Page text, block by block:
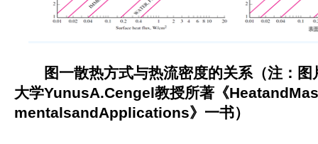
图一散热方式与热流密度的关系（注：图
大学YunusA.Cengel教授所著《
mentalsandApplications》一书）